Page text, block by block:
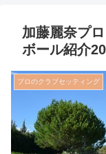
加藤麗奈プ
ボール紹介
プロのクラブセッティング